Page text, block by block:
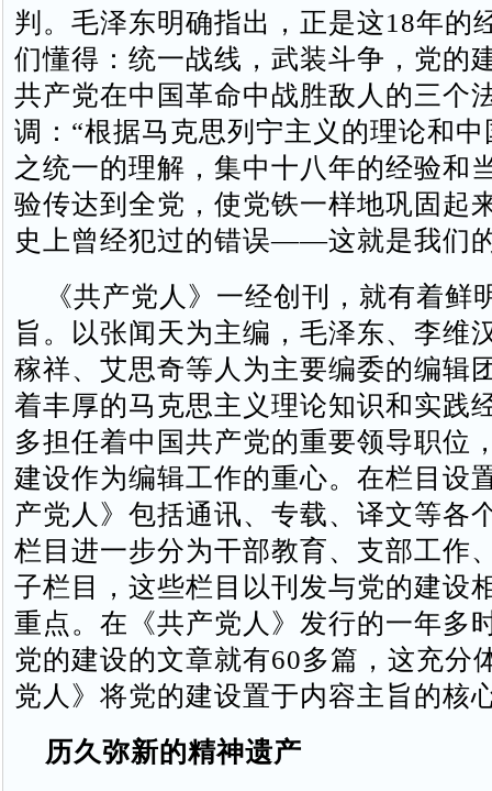
判。毛泽东明确指出，正是这18年的
们懂得：统一战线，武装斗争，党的
共产党在中国革命中战胜敌人的三个
调：“根据马克思列宁主义的理论和
之统一的理解，集中十八年的经验和
验传达到全党，使党铁一样地巩固起
史上曾经犯过的错误——这就是我们
《共产党人》一经创刊，就有着鲜
旨。以张闻天为主编，毛泽东、李维
稼祥、艾思奇等人为主要编委的编辑
着丰厚的马克思主义理论知识和实践
多担任着中国共产党的重要领导职位
建设作为编辑工作的重心。在栏目设
产党人》包括通讯、专载、译文等各
栏目进一步分为干部教育、支部工作
子栏目，这些栏目以刊发与党的建设
重点。在《共产党人》发行的一年多
党的建设的文章就有60多篇，这充分
党人》将党的建设置于内容主旨的核
历久弥新的精神遗产